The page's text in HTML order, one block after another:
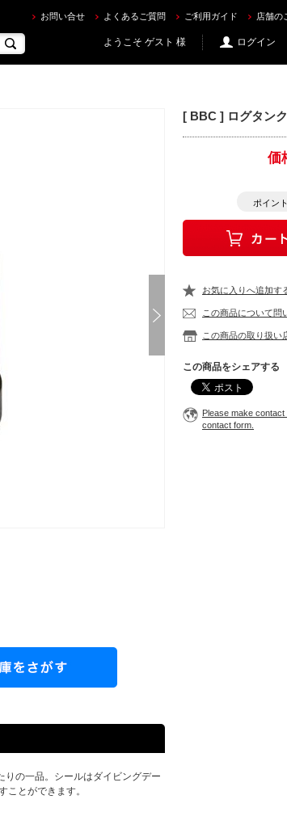
お問い合せ よくあるご質問 ご利用ガイド 店舗の
ようこそ ゲスト 様 ログイン
の一品。シールはダイビングデー
ことができます。
[ BBC ] ログタンク
価
ポイン
お気に入りへ追加す
この商品について問
この商品の取り扱い
この商品をシェアする
Please make contact
contact form.